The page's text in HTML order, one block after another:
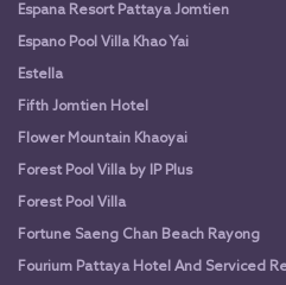
Espana Resort Pattaya Jomtien
Espano Pool Villa Khao Yai
Estella
Fifth Jomtien Hotel
Flower Mountain Khaoyai
Forest Pool Villa by IP Plus
Forest Pool Villa
Fortune Saeng Chan Beach Rayong
Fourium Pattaya Hotel And Serviced